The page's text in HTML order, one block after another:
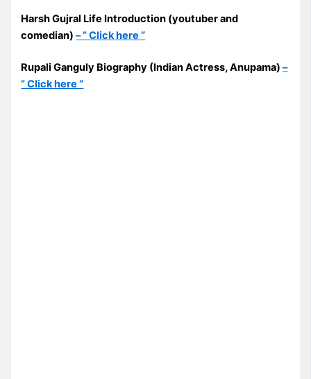
Harsh Gujral Life Introduction (youtuber and
comedian)– ” Click here “
Rupali Ganguly Biography (Indian Actress, Anupama)–
” Click here “